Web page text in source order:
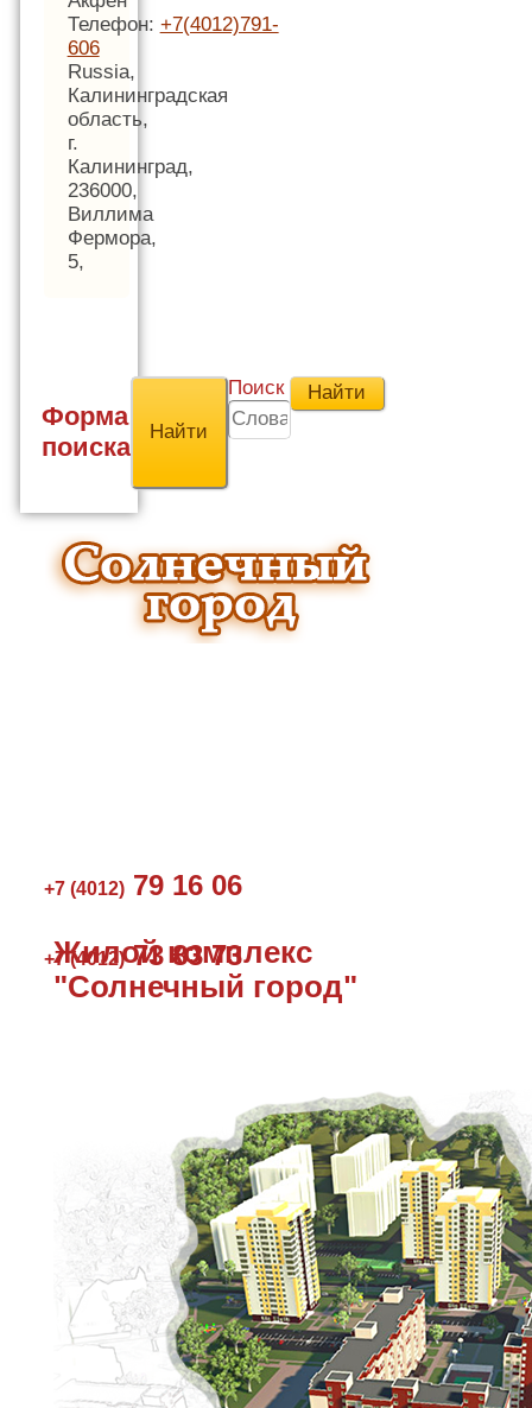
Телефон: +7(4012)791-
606
Russia,
Калининградская
область,
г.
Калининград,
236000,
Виллима
Фермора,
5,
Форма
поиска
Поиск
+7 (4012) 79 16 06
+7 (4012) 73 83 73
Жилой комплекс
"Солнечный город"